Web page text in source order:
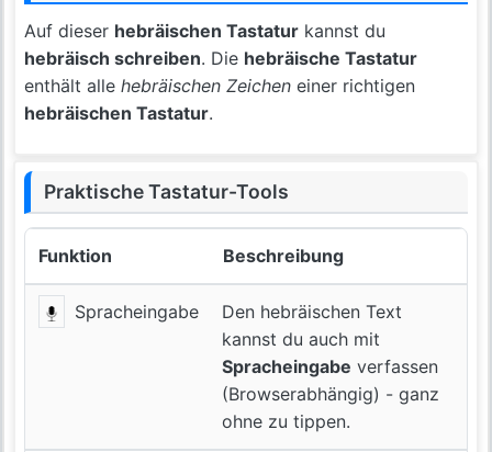
Auf dieser hebräischen Tastatur kannst du
hebräisch schreiben. Die hebräische Tastatur
enthält alle hebräischen Zeichen einer richtigen
hebräischen Tastatur.
Praktische Tastatur-Tools
Funktion Beschreibung
Spracheingabe
Den hebräischen Text
kannst du auch mit
Spracheingabe verfassen
(Browserabhängig) - ganz
ohne zu tippen.